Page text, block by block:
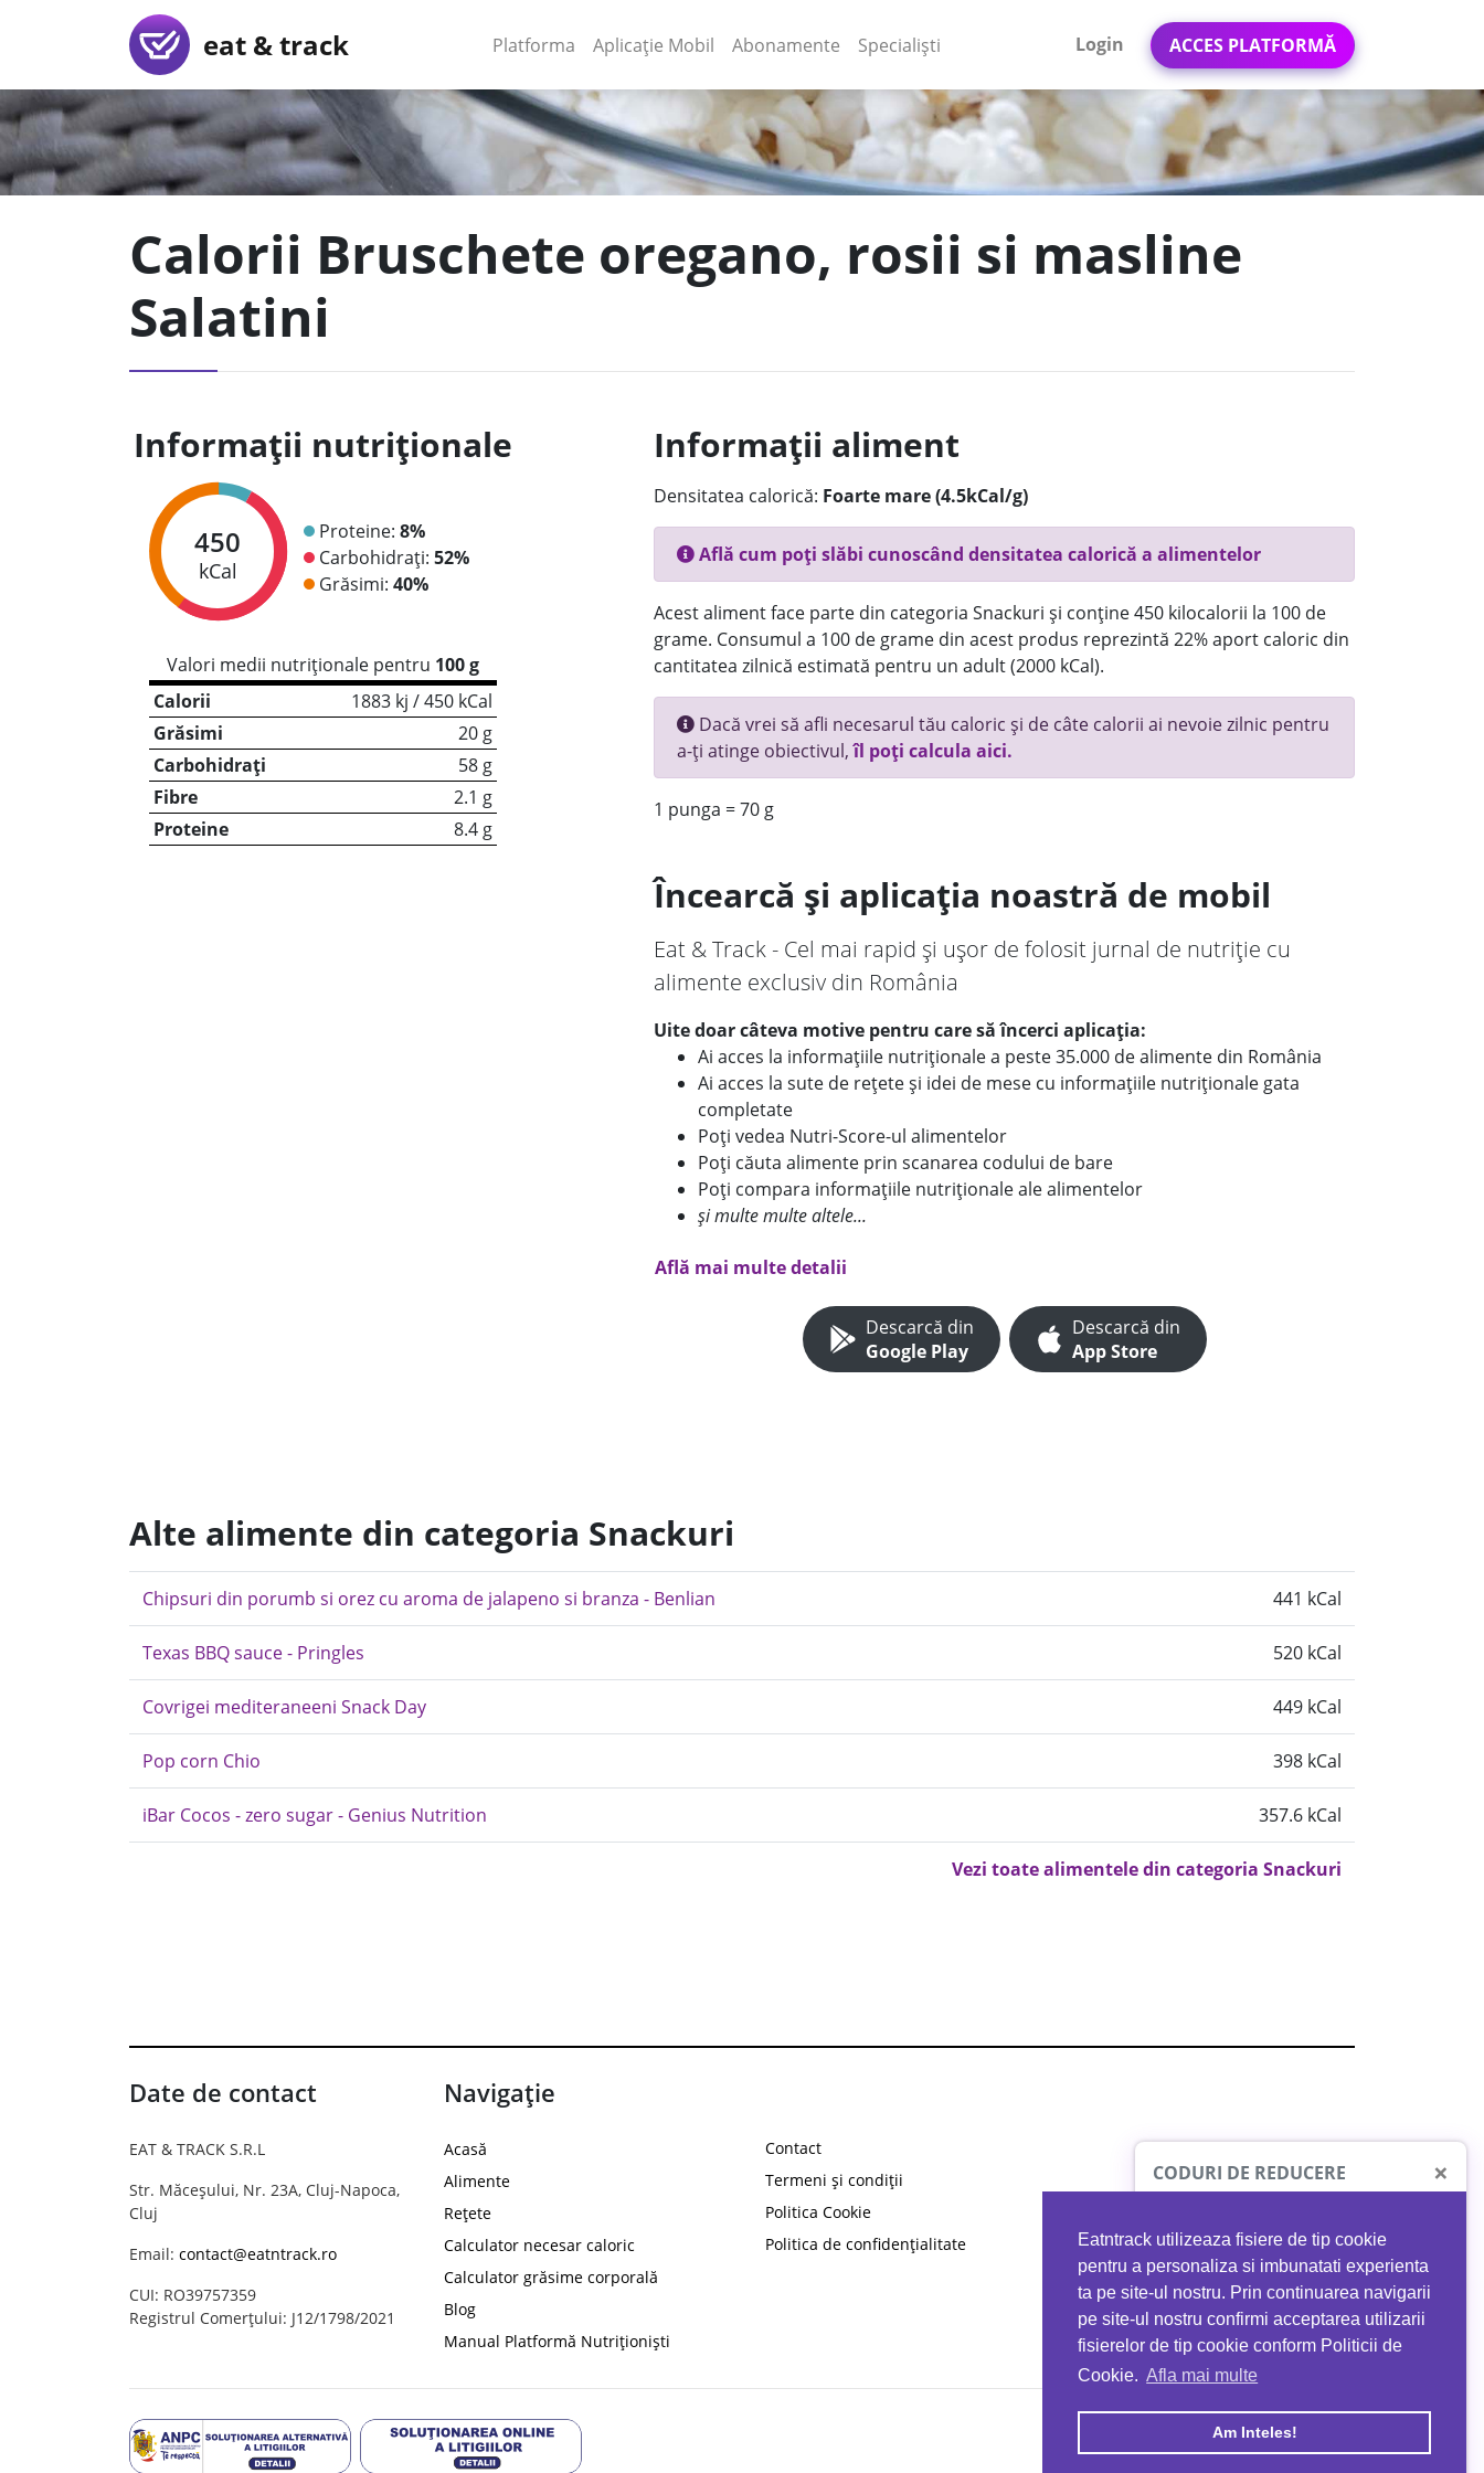
Eatntrack utilizeaza fisiere de tip cookie
pentru a personaliza si imbunatati experienta
ta pe site-ul nostru. Prin continuarea navigarii
pe site-ul nostru confirmi acceptarea utilizarii
fisierelor de tip cookie conform Politicii de
Cookie. Afla mai multe
Am Inteles!
eat & track Platforma (current)
Aplicație Mobil (current)
Abonamente Specialiști Login ACCES PLATFORMĂ
Calorii Bruschete oregano, rosii si masline
Salatini
Informații nutriționale
450
kCal
Proteine: 8%
Carbohidrați: 52%
Grăsimi: 40%
Valori medii nutriționale pentru 100 g
Calorii
1883 kj / 450 kCal
Grăsimi
20 g
Carbohidrați
58 g
Fibre
2.1 g
Proteine
8.4 g
Informații aliment
Densitatea calorică: Foarte mare (4.5kCal/g)
Află cum poți slăbi cunoscând densitatea calorică a alimentelor
Acest aliment face parte din categoria Snackuri și conține 450 kilocalorii la 100 de
grame. Consumul a 100 de grame din acest produs reprezintă 22% aport caloric din
cantitatea zilnică estimată pentru un adult (2000 kCal).
Dacă vrei să afli necesarul tău caloric și de câte calorii ai nevoie zilnic pentru
a-ți atinge obiectivul,îl poți calcula aici.
1 punga = 70 g
Încearcă și aplicația noastră de mobil
Eat & Track - Cel mai rapid și ușor de folosit jurnal de nutriție cu
alimente exclusiv din România
Uite doar câteva motive pentru care să încerci aplicația:
Ai acces la informațiile nutriționale a peste 35.000 de alimente din România
Ai acces la sute de rețete și idei de mese cu informațiile nutriționale gata
completate
Poți vedea Nutri-Score-ul alimentelor
Poți căuta alimente prin scanarea codului de bare
Poți compara informațiile nutriționale ale alimentelor
și multe multe altele...
Află mai multe detalii
Descarcă din
Google Play
Descarcă din
App Store
Alte alimente din categoria Snackuri
Chipsuri din porumb si orez cu aroma de jalapeno si branza - Benlian 441 kCal
Texas BBQ sauce - Pringles 520 kCal
Covrigei mediteraneeni Snack Day 449 kCal
Pop corn Chio 398 kCal
iBar Cocos - zero sugar - Genius Nutrition 357.6 kCal
Vezi toate alimentele din categoria Snackuri
Date de contact
EAT & TRACK S.R.L
Str. Măceșului, Nr. 23A, Cluj-Napoca,
Cluj
Email: contact@eatntrack.ro
CUI: RO39757359
Registrul Comerțului: J12/1798/2021
Navigație
Acasă
Alimente
Rețete
Calculator necesar caloric
Calculator grăsime corporală
Blog
Manual Platformă Nutriționiști
Contact
Termeni și condiții
Politica Cookie
Politica de confidențialitate
CODURI DE REDUCERE ×
PROTO41
reducere la orice comandă
EATNTRACK
MYPROTEIN
Ai40%reducere la orice comandă
folosind codul EATTRACK